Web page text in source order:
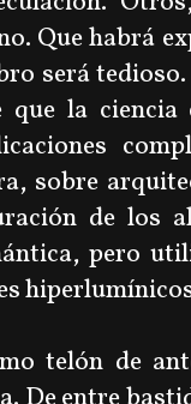
Que habrá
será
que la ciencia
sobre
de los
pero
telón de